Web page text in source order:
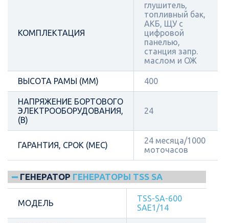
КОМПЛЕКТАЦИЯ
глушитель,
топливный бак,
АКБ, ЩУ с
цифровой
панелью,
станция запр.
маслом и ОЖ
ВЫСОТА РАМЫ (ММ) 400
НАПРЯЖЕНИЕ БОРТОВОГО
ЭЛЕКТРООБОРУДОВАНИЯ,
(В)
24
ГАРАНТИЯ, СРОК (МЕС)
24 месяца/1000
моточасов
ГЕНЕРАТОР ГЕНЕРАТОРЫ TSS SA
МОДЕЛЬ
TSS-SA-600
SAE1/14